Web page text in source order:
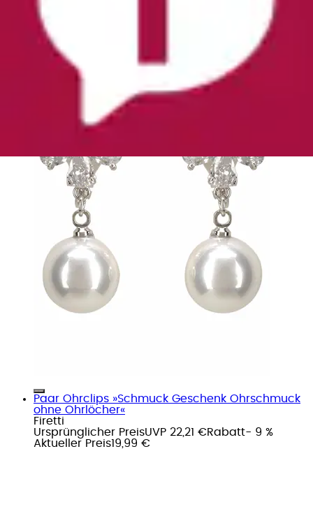
Firetti
Aktueller Preis
2)
Paar Ohrclips »Schmuck Geschenk Ohrschmuck
ohne Ohrlöcher«
Firetti
Ursprünglicher PreisUVP 22,21 €Rabatt- 9 %
Aktueller Preis19,99 €